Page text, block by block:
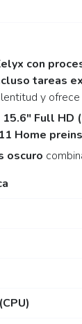
con
tareas
y
Full HD
Home
oscuro